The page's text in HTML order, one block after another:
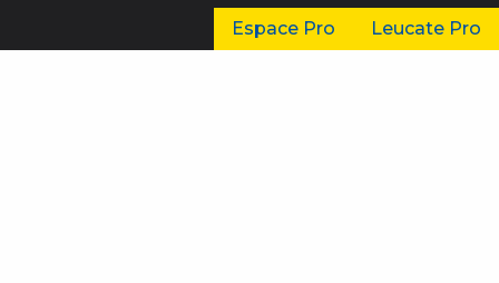
Espace Pro Leucate Pro